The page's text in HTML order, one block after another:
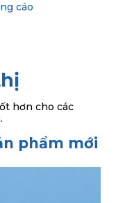
cáo
hơn cho các
phẩm mới